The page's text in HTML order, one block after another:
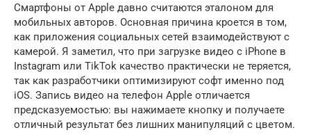
Смартфоны от Apple давно считаются эталоном для
мобильных авторов. Основная причина кроется в том,
как приложения социальных сетей взаимодействуют с
камерой. Я заметил, что при загрузке видео с iPhone в
Instagram или TikTok качество практически не теряется,
так как разработчики оптимизируют софт именно под
iOS. Запись видео на телефон Apple отличается
предсказуемостью: вы нажимаете кнопку и получаете
отличный результат без лишних манипуляций с цветом.